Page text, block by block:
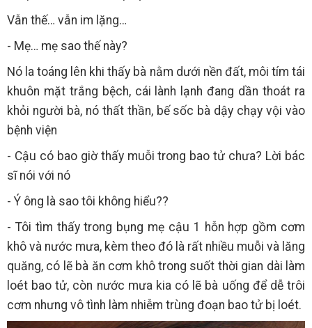
Vẫn thế… vẫn im lặng…
- Mẹ… mẹ sao thế này?
Nó la toáng lên khi thấy bà nằm dưới nền đất, môi tím tái
khuôn mặt trắng bệch, cái lành lạnh đang dần thoát ra
khỏi người bà, nó thất thần, bế sốc bà dậy chạy vội vào
bệnh viện
- Cậu có bao giờ thấy muỗi trong bao tử chưa? Lời bác
sĩ nói với nó
- Ý ông là sao tôi không hiểu??
- Tôi tìm thấy trong bụng mẹ cậu 1 hỗn hợp gồm cơm
khô và nước mưa, kèm theo đó là rất nhiều muỗi và lăng
quăng, có lẽ bà ăn cơm khô trong suốt thời gian dài làm
loét bao tử, còn nước mưa kia có lẽ bà uống để dễ trôi
cơm nhưng vô tình làm nhiễm trùng đoạn bao tử bị loét.